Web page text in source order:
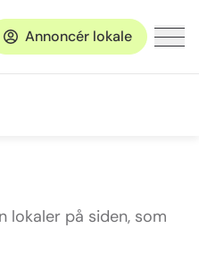
Annoncér lokale
lokaler på siden, som